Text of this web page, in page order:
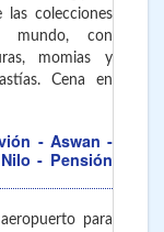
colecciones
mundo, con
momias y
Cena en
- Aswan -
- Pensión
para